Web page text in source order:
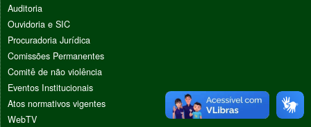
Auditoria
Ouvidoria e SIC
Procuradoria Jurídica
Comissões Permanentes
Comitê de não violência
Eventos Institucionais
Atos normativos vigentes
WebTV